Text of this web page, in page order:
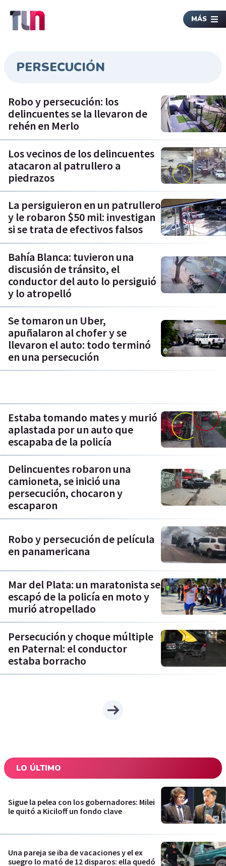
MÁS
PERSECUCIÓN
Robo y persecución: los
delincuentes se la llevaron de
rehén en Merlo
Los vecinos de los delincuentes
atacaron al patrullero a
piedrazos
La persiguieron en un patrullero
y le robaron $50 mil: investigan
si se trata de efectivos falsos
Bahía Blanca: tuvieron una
discusión de tránsito, el
conductor del auto lo persiguió
y lo atropelló
Se tomaron un Uber,
apuñalaron al chofer y se
llevaron el auto: todo terminó
en una persecución
Estaba tomando mates y murió
aplastada por un auto que
escapaba de la policía
Delincuentes robaron una
camioneta, se inició una
persecución, chocaron y
escaparon
Robo y persecución de película
en panamericana
Mar del Plata: un maratonista se
escapó de la policía en moto y
murió atropellado
Persecución y choque múltiple
en Paternal: el conductor
estaba borracho
LO ÚLTIMO
Sigue la pelea con los gobernadores: Milei
le quitó a Kiciloff un fondo clave
Una pareja se iba de vacaciones y el ex
suegro lo mató de 12 disparos: ella quedó